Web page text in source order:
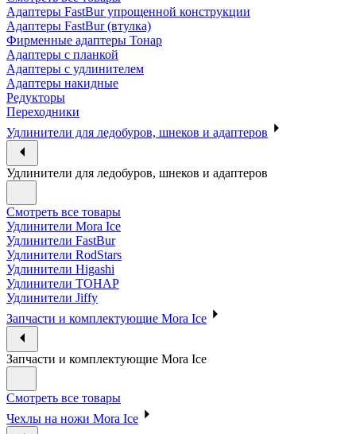
Адаптеры FastBur упрощенной конструкции
Адаптеры FastBur (втулка)
Фирменные адаптеры Тонар
Адаптеры с планкой
Адаптеры с удлинителем
Адаптеры накидные
Редукторы
Переходники
Удлинители для ледобуров, шнеков и адаптеров
Удлинители для ледобуров, шнеков и адаптеров
Смотреть все товары
Удлинители Mora Ice
Удлинители FastBur
Удлинители RodStars
Удлинители Higashi
Удлинители ТОНАР
Удлинители Jiffy
Запчасти и комплектующие Mora Ice
Запчасти и комплектующие Mora Ice
Смотреть все товары
Чехлы на ножи Mora Ice